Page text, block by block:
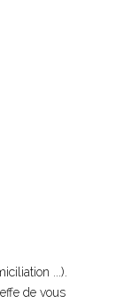
...).
de vous